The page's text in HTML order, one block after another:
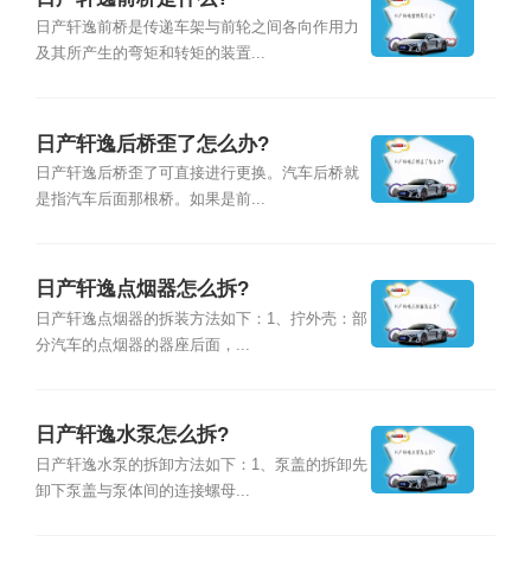
日产轩逸前桥是传递车架与前轮之间各向作用力
及其所产生的弯矩和转矩的装置...
日产轩逸后桥歪了怎么办?
日产轩逸后桥歪了可直接进行更换。汽车后桥就
是指汽车后面那根桥。如果是前...
日产轩逸点烟器怎么拆?
日产轩逸点烟器的拆装方法如下：1、拧外壳：部
分汽车的点烟器的器座后面，...
日产轩逸水泵怎么拆?
日产轩逸水泵的拆卸方法如下：1、泵盖的拆卸先
卸下泵盖与泵体间的连接螺母...